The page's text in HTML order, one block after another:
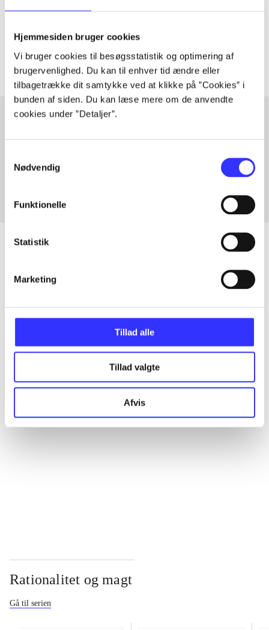
Hjemmesiden bruger cookies
Vi bruger cookies til besøgsstatistik og optimering af
brugervenlighed. Du kan til enhver tid ændre eller
tilbagetrække dit samtykke ved at klikke på ”Cookies” i
bunden af siden. Du kan læse mere om de anvendte
cookies under ”Detaljer”.
Nødvendig
Funktionelle
Statistik
Marketing
Tillad alle
Tillad valgte
Afvis
Artiklerne i handler ofte om
Fra
Artikler
Rationalitet og magt
Gå til serien